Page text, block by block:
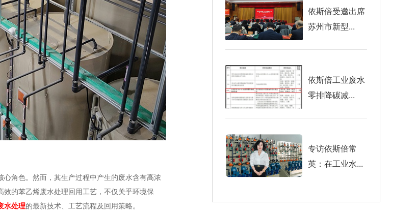
角色。然而，其生产过程中产生的废水含有高浓
的苯乙烯废水处理回用工艺，不仅关乎环境保
水处理的最新技术、工艺流程及回用策略。
依斯倍受邀出席
苏州市新型...
依斯倍工业废水
零排降碳减...
专访依斯倍常
英：在工业水...